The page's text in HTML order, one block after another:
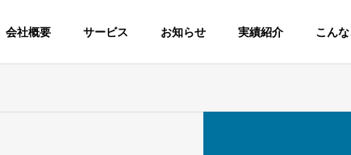
会社概要 サービス お知らせ 実績紹介 こん